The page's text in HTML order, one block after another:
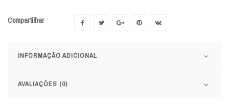
Compartilhar
INFORMAÇÃO ADICIONAL
AVALIAÇÕES (0)